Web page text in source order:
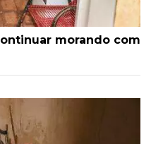
morando com